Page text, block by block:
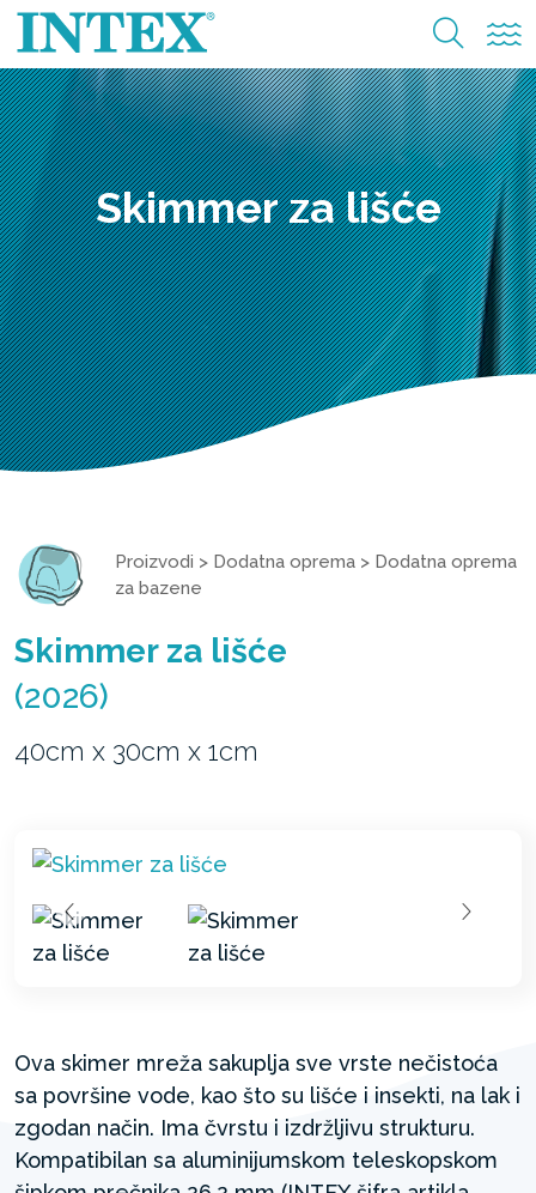
Skimmer za lišće
Proizvodi > Dodatna oprema > Dodatna oprema
za bazene
Skimmer za lišće
(2026)
40cm x 30cm x 1cm
Ova skimer mreža sakuplja sve vrste nečistoća
sa površine vode, kao što su lišće i insekti, na lak i
zgodan način. Ima čvrstu i izdržljivu strukturu.
Kompatibilan sa aluminijumskom teleskopskom